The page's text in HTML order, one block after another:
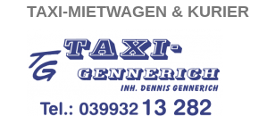
TAXI-MIETWAGEN & KURIER